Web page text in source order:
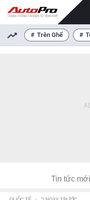
Trên Ghế
Tin tức